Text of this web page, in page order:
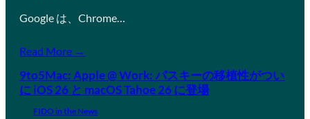
Google は、Chrome…
Read More →
9to5Mac: Apple @ Work: パスキーの移植性がつい
に iOS 26 と macOS Tahoe 26 に登場
FIDO in the News